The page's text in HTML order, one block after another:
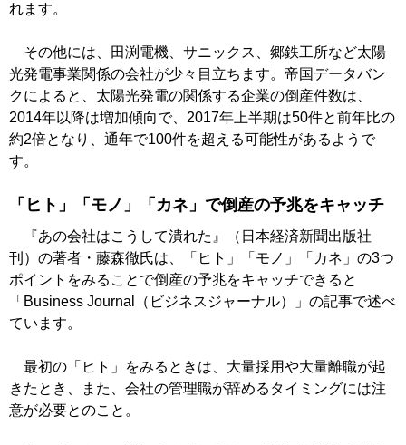
れます。
その他には、田渕電機、サニックス、郷鉄工所など太陽
光発電事業関係の会社が少々目立ちます。帝国データバン
クによると、太陽光発電の関係する企業の倒産件数は、
2014年以降は増加傾向で、2017年上半期は50件と前年比の
約2倍となり、通年で100件を超える可能性があるようで
す。
「ヒト」「モノ」「カネ」で倒産の予兆をキャッチ
『あの会社はこうして潰れた』（日本経済新聞出版社
刊）の著者・藤森徹氏は、「ヒト」「モノ」「カネ」の3つ
ポイントをみることで倒産の予兆をキャッチできると
「Business Journal（ビジネスジャーナル）」の記事で述べ
ています。
最初の「ヒト」をみるときは、大量採用や大量離職が起
きたとき、また、会社の管理職が辞めるタイミングには注
意が必要とのこと。